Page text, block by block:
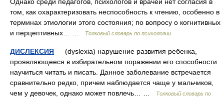
том, как охарактеризовать неспособность к чтению, особенно в
терминах этиологии этого состояния; по вопросу о когнитивных
и перцептивных… …
Толковый словарь по психологии
ДИСЛЕКСИЯ — (dyslexia) нарушение развития ребенка,
проявляющееся в избирательном поражении его способности
научиться читать и писать. Данное заболевание встречается
сравнительно редко, причем наблюдается чаще у мальчиков,
чем у девочек, однако может повлечь… …
Толковый словарь по